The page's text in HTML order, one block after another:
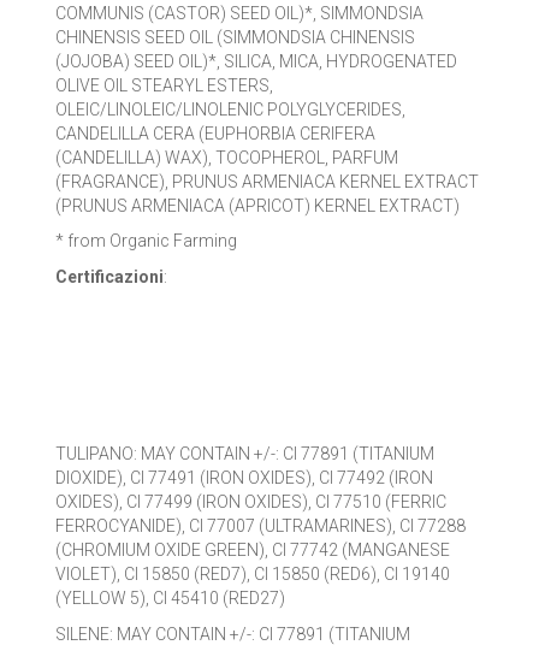
SABADÌ
TANGLE TEEZER
TEK ITALY
VILLA LODOLA
COMMUNIS (CASTOR) SEED OIL)*, SIMMONDSIA
CHINENSIS SEED OIL (SIMMONDSIA CHINENSIS
(JOJOBA) SEED OIL)*, SILICA, MICA, HYDROGENATED
OLIVE OIL STEARYL ESTERS,
OLEIC/LINOLEIC/LINOLENIC POLYGLYCERIDES,
CANDELILLA CERA (EUPHORBIA CERIFERA
(CANDELILLA) WAX), TOCOPHEROL, PARFUM
(FRAGRANCE), PRUNUS ARMENIACA KERNEL EXTRACT
(PRUNUS ARMENIACA (APRICOT) KERNEL EXTRACT)
* from Organic Farming
Certificazioni:
TULIPANO: MAY CONTAIN +/-: CI 77891 (TITANIUM
DIOXIDE), CI 77491 (IRON OXIDES), CI 77492 (IRON
OXIDES), CI 77499 (IRON OXIDES), CI 77510 (FERRIC
FERROCYANIDE), CI 77007 (ULTRAMARINES), CI 77288
(CHROMIUM OXIDE GREEN), CI 77742 (MANGANESE
VIOLET), CI 15850 (RED7), CI 15850 (RED6), CI 19140
(YELLOW 5), CI 45410 (RED27)
SILENE: MAY CONTAIN +/-: CI 77891 (TITANIUM